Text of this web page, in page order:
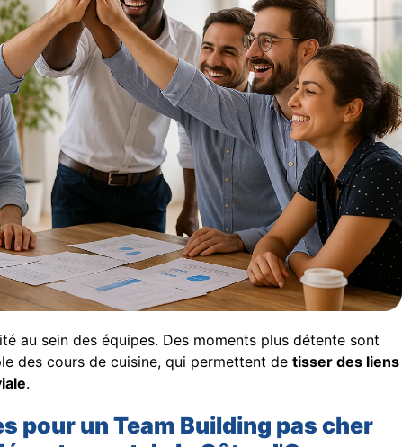
au sein des équipes. Des moments plus détente sont
des cours de cuisine, qui permettent de tisser des liens
.
pour un Team Building pas cher